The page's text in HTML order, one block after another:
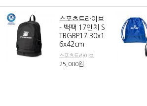
스포츠트라이브
- 백팩 17인치 S
TBGBP17 30x1
6x42cm
스포츠트라이브
25,000원